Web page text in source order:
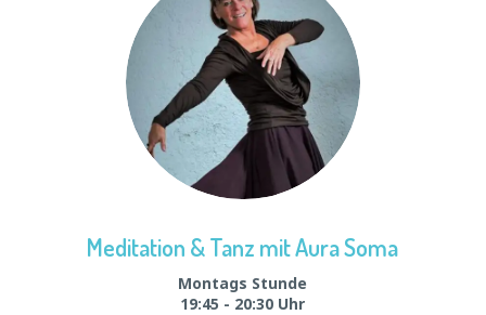
Meditation & Tanz mit Aura Soma
Montags Stunde
19:45 - 20:30 Uhr